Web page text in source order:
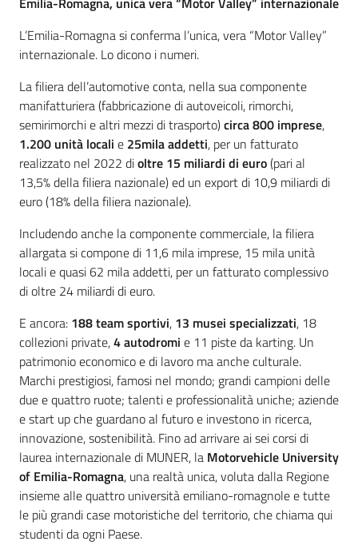
L’Emilia-Romagna si conferma l’unica, vera “Motor Valley”
internazionale. Lo dicono i numeri.
La filiera dell’automotive conta, nella sua componente
manifatturiera (fabbricazione di autoveicoli, rimorchi,
semirimorchi e altri mezzi di trasporto)circa 800 imprese,
1.200 unità locali e 25mila addetti, per un fatturato
realizzato nel 2022 dioltre 15 miliardi di euro(pari al
13,5% della filiera nazionale) ed un export di 10,9 miliardi di
euro (18% della filiera nazionale).
Includendo anche la componente commerciale, la filiera
allargata si compone di 11,6 mila imprese, 15 mila unità
locali e quasi 62 mila addetti, per un fatturato complessivo
di oltre 24 miliardi di euro.
E ancora: 188 team sportivi, 13 musei specializzati, 18
collezioni private,4 autodromi e 11 piste da karting. Un
patrimonio economico e di lavoro ma anche culturale.
Marchi prestigiosi, famosi nel mondo; grandi campioni delle
due e quattro ruote; talenti e professionalità uniche; aziende
e start up che guardano al futuro e investono in ricerca,
innovazione, sostenibilità. Fino ad arrivare ai sei corsi di
laurea internazionale di MUNER, la Motorvehicle University
of Emilia-Romagna, una realtà unica, voluta dalla Regione
insieme alle quattro università emiliano-romagnole e tutte
le più grandi case motoristiche del territorio, che chiama qui
studenti da ogni Paese.